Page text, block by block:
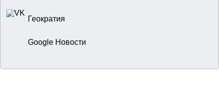
Геократия
Google Новости